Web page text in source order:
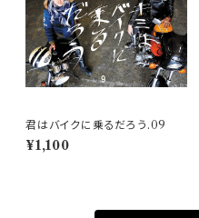
君はバイクに乗るだろう.09
¥1,100